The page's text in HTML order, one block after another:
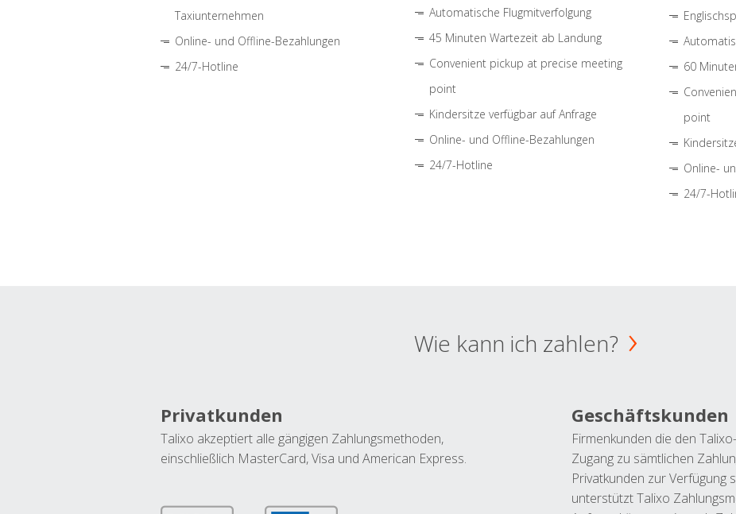
Taxiunternehmen
Online- und Offline-Bezahlungen
24/7-Hotline
Automatische Flugmitverfolgung
45 Minuten Wartezeit ab Landung
Convenient pickup at precise meeting
point
Kindersitze verfügbar auf Anfrage
Online- und Offline-Bezahlungen
24/7-Hotline
60
point
Online-
24/7-
Wie kann ich zahlen?
Privatkunden
Talixo akzeptiert alle gängigen Zahlungsmethoden,
einschließlich MasterCard, Visa und American Express.
Geschäftskunden
Firmenkunden die den
Zugang zu sämtlichen
Privatkunden zur Verfügung
unterstützt Talixo